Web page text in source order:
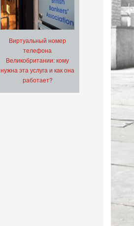
Виртуальный номер
телефона
Великобритании: кому
нужна эта услуга и как она
работает?